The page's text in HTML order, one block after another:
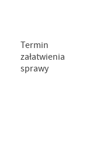
Termin
załatwienia
sprawy